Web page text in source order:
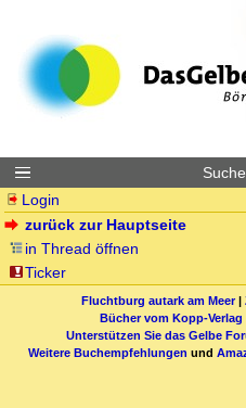
Login
zurück zur Hauptseite
in Thread öffnen
Ticker
Fluchtburg autark am Meer|
Bücher vom Kopp-
Unterstützen Sie das Gelbe
Weitere Buchempfehlungen und